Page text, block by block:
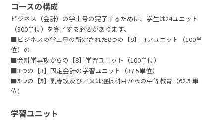
コースの構成
ビジネス（会計）の学士号の完了するために、学生は24ユニット
（300単位）を完了する必要があります。
■ビジネスの学士号の所定された8つの【8】コアユニット（100単
位）の
■会計学専攻からの【8】学習ユニット（100単位）
■3つの【3】固定会計の学習ユニット（37.5単位）
■5つの【5】副専攻及び／又は選択科目からの中等教育（62.5 単
位）
学習ユニット